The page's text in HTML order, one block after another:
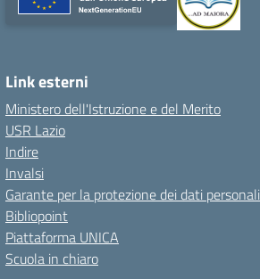
Link esterni
Ministero dell'Istruzione e del Merito
USR Lazio
Indire
Invalsi
Garante per la protezione dei dati personali
Bibliopoint
Piattaforma UNICA
Scuola in chiaro